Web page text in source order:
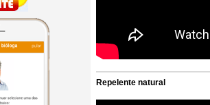
Repelente natural